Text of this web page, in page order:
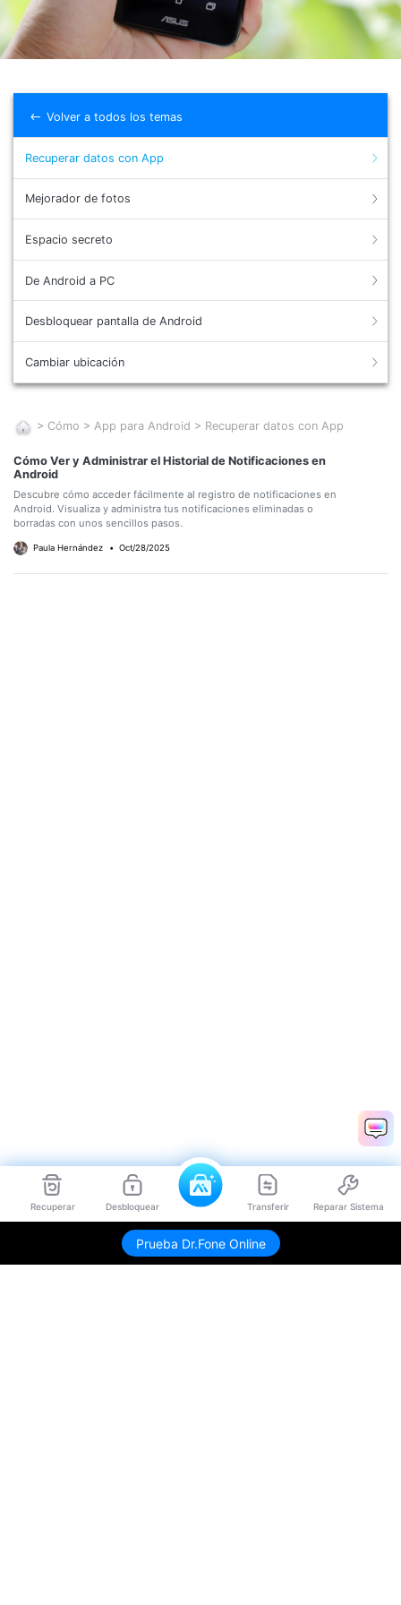
Gestor de Datos
Reparación de Móviles
Encuentra Más Soluciones
Iniciar sesión
Recuperar Desbloquear Transferir Reparar Sistema
Prueba Dr.Fone Online
Volver a todos los temas
Recuperar datos con App
Mejorador de fotos
Espacio secreto
De Android a PC
Desbloquear pantalla de Android
Cambiar ubicación
> Cómo > App para Android > Recuperar datos con App
Cómo Ver y Administrar el Historial de Notificaciones en
Android
Descubre cómo acceder fácilmente al registro de notificaciones en
Android. Visualiza y administra tus notificaciones eliminadas o
borradas con unos sencillos pasos.
Paula Hernández • Oct/28/2025